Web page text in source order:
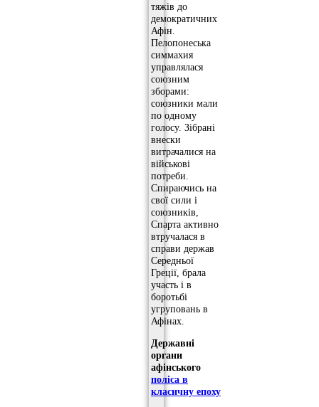
тяжів до
демократичних
Афін.
Пелопонеська
симмахия
управлялася
союзним
зборами:
союзники мали
по одному
голосу. Зібрані
внески
витрачалися на
військові
потреби.
Спираючись на
свої сили і
союзників,
Спарта активно
втручалася в
справи держав
Середньої
Греції, брала
участь і в
боротьбі
угруповань в
Афінах.
Державні
органи
афінського
поліса в
класичну епоху